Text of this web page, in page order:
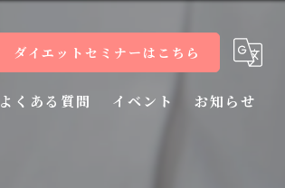
ダイエットセミナーはこちら
よくある質問 イベント お知らせ